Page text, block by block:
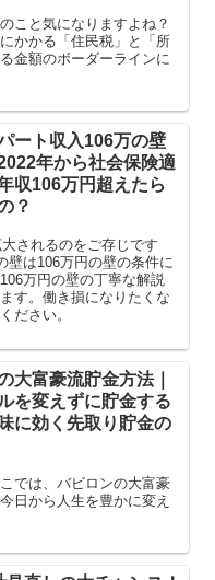
こと気になりますよね？
かかる「住民税」と「所
金額のボーダーラインに
ート収入106万の壁
年から社会保険適
収106万円超えたら
？
されるのをご存じです
壁は106万円の壁の条件に
万円の壁の丁寧な解説
す。働き損になりたくな
ださい。
大富豪流貯金方法｜
を変えずに貯金する
に効く先取り貯金の
では、バビロンの大富豪
日から人生を豊かに変え